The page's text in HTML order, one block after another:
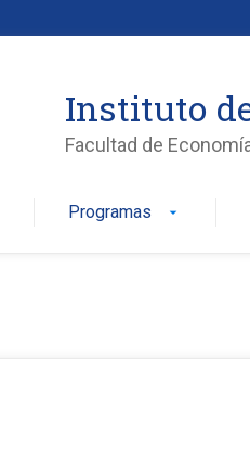
Instituto
Facultad de
Programas arrow_drop_down